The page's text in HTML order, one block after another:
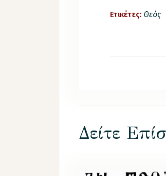
Ετικέτες: Θεός
Δείτε